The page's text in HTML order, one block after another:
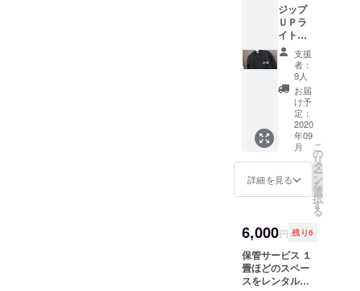
(M/L/LL/
3L)をお
選びく
ださい
活用頂けます。
※棄損、紛失した
場合、再発行は
いたしませんの
で、慎重に管理
してください。
利用期限 2020年
10月1日～2021
年9月30日まで
有効
ジップ
ＵＰラ
イト
パー
カー 丁
度良い
厚みの
生地で
運動に
最適で
す。 カ
ラーは
ブラッ
クのみ
です。
胸にサ
ルゲー
ム
フィー
ルド佐
藤家の
支援
者：
9人
お届
け予
定：
2020
年09
月
詳細を見る
こ
の
リ
タ
ー
ン
を
選
択
す
る
6,000円 残り6
保管サービス １
畳ほどのスペー
スをレンタルい